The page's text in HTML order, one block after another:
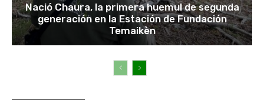
Nació Chaura, la primera huemul de segunda
generación en la Estación de Fundación
Temaikèn